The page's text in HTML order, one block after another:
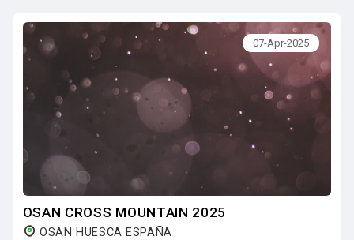
07-Apr-2025
OSAN CROSS MOUNTAIN 2025
OSAN HUESCA ESPAÑA